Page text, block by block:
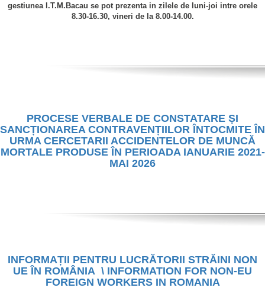
gestiunea I.T.M.Bacau se pot prezenta in zilele de luni-joi intre orele
8.30-16.30, vineri de la 8.00-14.00.
PROCESE VERBALE DE CONSTATARE ȘI
SANCȚIONAREA CONTRAVENȚIILOR ÎNTOCMITE ÎN
URMA CERCETARII ACCIDENTELOR DE MUNCĂ
MORTALE PRODUSE ÎN PERIOADA IANUARIE 2021-
MAI 2026
INFORMAȚII PENTRU LUCRĂTORII STRĂINI NON
UE ÎN ROMÂNIA \ INFORMATION FOR NON-EU
FOREIGN WORKERS IN ROMANIA